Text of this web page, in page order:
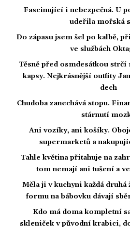
Fascinující i nebezpečná. U
udeřila mořská
Do zápasu jsem šel po kalbě,
ve službách
Těsně před osmdesátkou strčí
kapsy. Nejkrásnější outfity
dech
Chudoba zanechává stopu.
stárnutí
Ani vozíky, ani košíky.
supermarketů a
Tahle květina přitahuje na
tom nemají ani tušení a
Měla ji v kuchyni každá druhá
formu na bábovku dávají
Kdo má doma kompletní
skleniček v původní krabici,